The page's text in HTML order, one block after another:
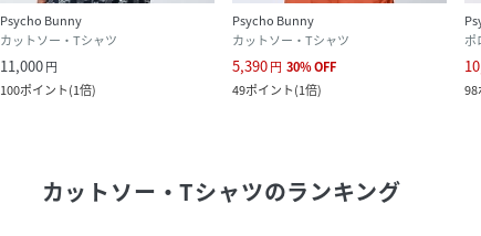
Psycho Bunny
カットソー・Tシャツ
11,000円
100ポイント(1倍)
Psycho Bunny
カットソー・Tシャツ
5,390円 30%OFF
49ポイント(1倍)
ポ
98
カットソー・Tシャツのランキング